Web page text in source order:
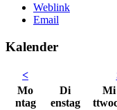
Weblink
Email
Kalender
<
Mo
ntag
Di
enstag
Mi